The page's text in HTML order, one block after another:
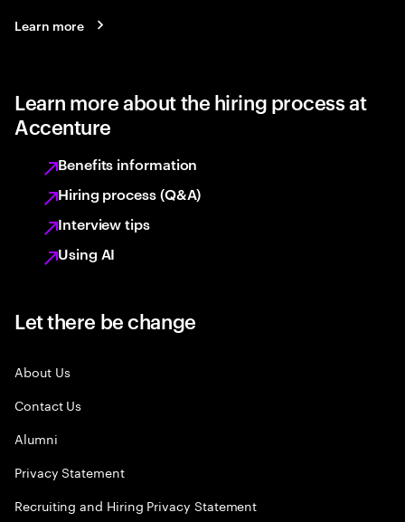
Learn more
Learn more about the hiring process at
Accenture
Benefits information
Hiring process (Q&A)
Interview tips
Using AI
Let there be change
About Us
Contact Us
Alumni
Privacy Statement
Recruiting and Hiring Privacy Statement